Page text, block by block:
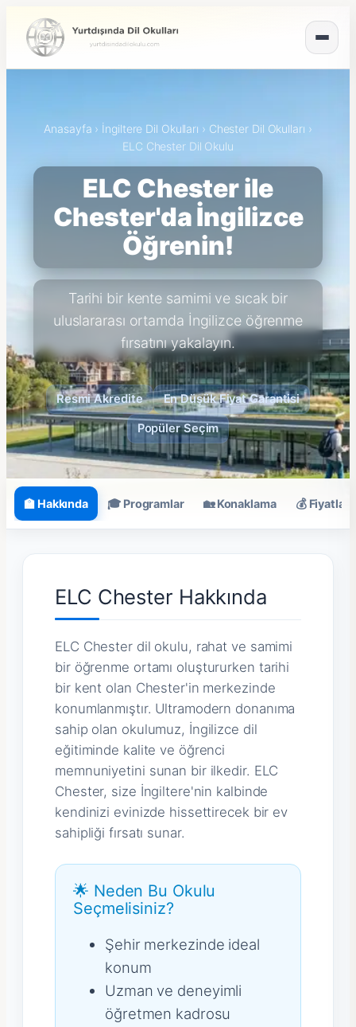
Anasayfa › İngiltere Dil Okulları › Chester Dil Okulları ›
ELC Chester Dil Okulu
ELC Chester ile
Chester'da İngilizce
Öğrenin!
Tarihi bir kente samimi ve sıcak bir
uluslararası ortamda İngilizce öğrenme
fırsatını yakalayın.
Resmi Akredite En Düşük Fiyat Garantisi
Popüler Seçim
🏫 Hakkında 🎓 Programlar 🏡 Konaklama 💰 Fiyatlar
ELC Chester Hakkında
ELC Chester dil okulu, rahat ve samimi
bir öğrenme ortamı oluştururken tarihi
bir kent olan Chester'in merkezinde
konumlanmıştır. Ultramodern donanıma
sahip olan okulumuz, İngilizce dil
eğitiminde kalite ve öğrenci
memnuniyetini sunan bir ilkedir. ELC
Chester, size İngiltere'nin kalbinde
kendinizi evinizde hissettirecek bir ev
sahipliği fırsatı sunar.
🌟 Neden Bu Okulu
Seçmelisiniz?
Şehir merkezinde ideal
konum
Uzman ve deneyimli
öğretmen kadrosu